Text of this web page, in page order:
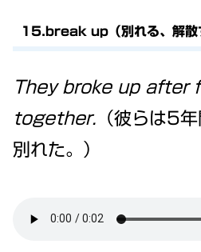
15.break up（別れる、解散
They broke up after
together. （彼らは5
別れた。）